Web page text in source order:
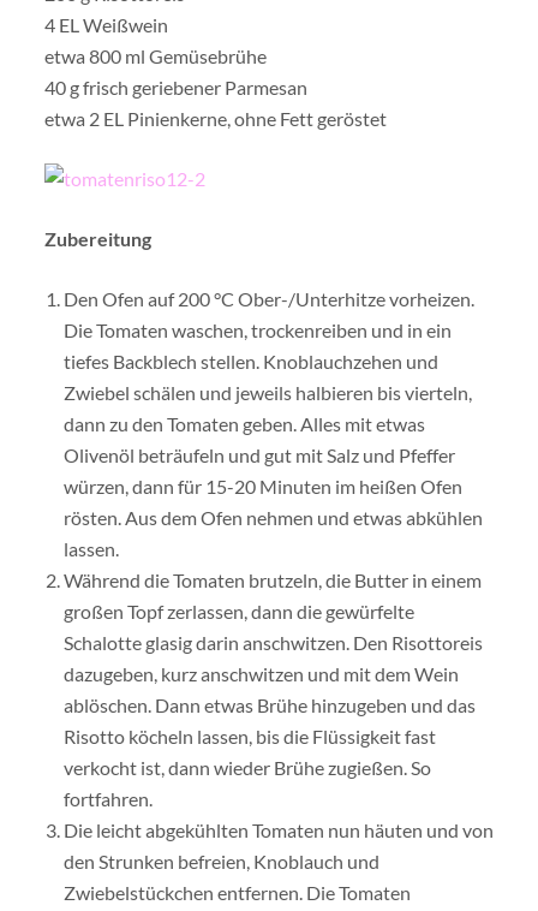
4 EL Weißwein
etwa 800 ml Gemüsebrühe
40 g frisch geriebener Parmesan
etwa 2 EL Pinienkerne, ohne Fett geröstet
Zubereitung
Den Ofen auf 200 °C Ober-/Unterhitze vorheizen.
Die Tomaten waschen, trockenreiben und in ein
tiefes Backblech stellen. Knoblauchzehen und
Zwiebel schälen und jeweils halbieren bis vierteln,
dann zu den Tomaten geben. Alles mit etwas
Olivenöl beträufeln und gut mit Salz und Pfeffer
würzen, dann für 15-20 Minuten im heißen Ofen
rösten. Aus dem Ofen nehmen und etwas abkühlen
lassen.
Während die Tomaten brutzeln, die Butter in einem
großen Topf zerlassen, dann die gewürfelte
Schalotte glasig darin anschwitzen. Den Risottoreis
dazugeben, kurz anschwitzen und mit dem Wein
ablöschen. Dann etwas Brühe hinzugeben und das
Risotto köcheln lassen, bis die Flüssigkeit fast
verkocht ist, dann wieder Brühe zugießen. So
fortfahren.
Die leicht abgekühlten Tomaten nun häuten und von
den Strunken befreien, Knoblauch und
Zwiebelstückchen entfernen. Die Tomaten